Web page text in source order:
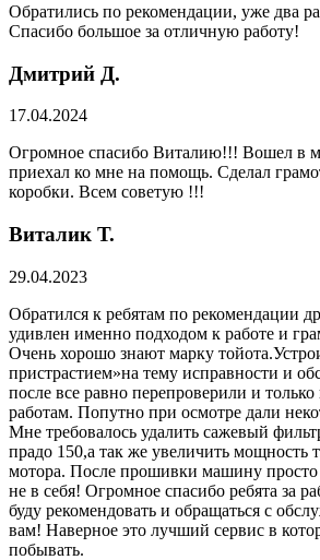
Обратились по рекомендации, уже два
Спасибо большое за отличную работу!
Дмитрий Д.
17.04.2024
Огромное спасибо Виталию!!! Вошел в
приехал ко мне на помощь. Сделал
коробки. Всем советую !!!
Виталик Т.
29.04.2023
Обратился к ребятам по рекомендации
удивлен именно подходом к работе и
Очень хорошо знают марку
пристрастием»на тему исправности и
после все равно перепроверили и
работам. Попутно при осмотре дали
Мне требовалось удалить сажевый
прадо 150,а так же увеличить мощность
мотора. После прошивки машину просто
не в себя! Огромное спасибо ребята за
буду рекомендовать и обращаться с
вам! Наверное это лучший сервис в
побывать.